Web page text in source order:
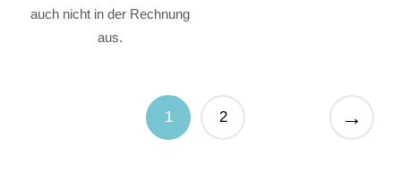
auch nicht in der Rechnung
aus.
1 2 →